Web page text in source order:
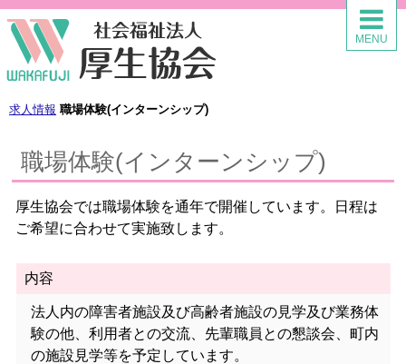
MENU
求人情報TOP
中途採用
奨学金返済支援
求人情報 職場体験(インターンシップ)
職場体験(インターンシップ)
厚生協会では職場体験を通年で開催しています。日程は
ご希望に合わせて実施致します。
内容
法人内の障害者施設及び高齢者施設の見学及び業務体
験の他、利用者との交流、先輩職員との懇談会、町内
の施設見学等を予定しています。